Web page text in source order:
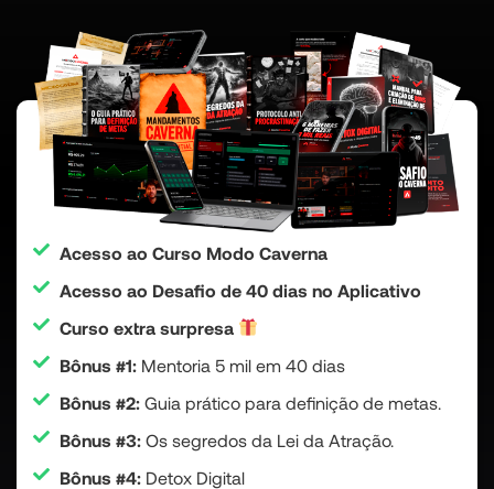
Acesso ao Curso Modo Caverna
Acesso ao Desafio de 40 dias no Aplicativo
Curso extra surpresa
Bônus #1:Mentoria 5 mil em 40 dias
Bônus #2: Guia prático para definição de metas.
Bônus #3:Os segredos da Lei da Atração.
Bônus #4:Detox Digital